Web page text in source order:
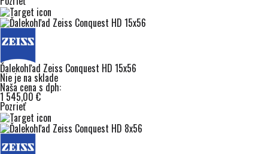
Ďalekohľad Zeiss Conquest HD 15x56
Nie je na sklade
Naša cena s dph:
1 545,00 €
Pozrieť